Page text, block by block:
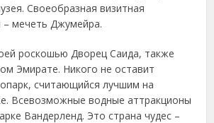
Своеобразная визитная
– мечеть Джумейра.
роскошью Дворец Саида, также
Эмирате. Никого не оставит
считающийся лучшим на
Всевозможные водные аттракционы
Вандерленд. Это страна чудес –